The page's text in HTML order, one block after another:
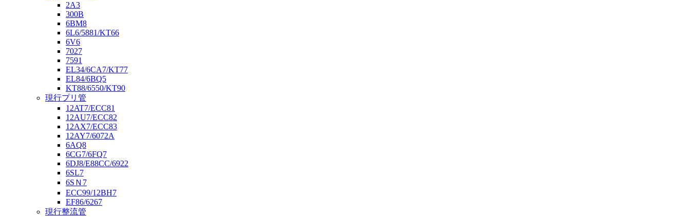
2A3
300B
6BM8
6L6/5881/KT66
6V6
7027
7591
EL34/6CA7/KT77
EL84/6BQ5
KT88/6550/KT90
現行プリ管
12AT7/ECC81
12AU7/ECC82
12AX7/ECC83
12AY7/6072A
6AQ8
6CG7/6FQ7
6DJ8/E88CC/6922
6SL7
6SＮ7
ECC99/12BH7
EF86/6267
現行整流管